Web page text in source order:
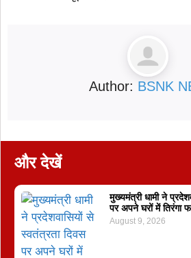
Author: BSNK
और देखें
मुख्यमंत्री धामी ने
पर अपने घरों में तिरंगा
August 9, 2026